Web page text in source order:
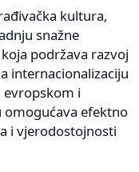
kultura,
snažne
podržava razvoj
internacionalizaciju
i
efektno
i vjerodostojnosti